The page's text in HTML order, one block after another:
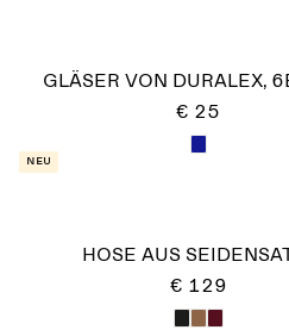
GLÄSER VON DURALEX,
€ 25
Neu
HOSE AUS
€ 129